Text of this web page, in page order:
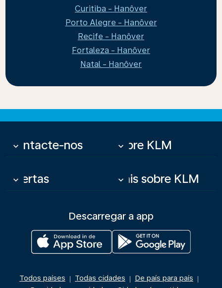
Curitiba - Hanôver
Porto Alegre - Hanôver
Recife - Hanôver
Fortaleza - Hanôver
Natal - Hanôver
Contacte-nos
keyboard_arrow_down Sobre KLM
keyboard_arrow_down
Ofertas
keyboard_arrow_down Mais sobre KLM
keyboard_arrow_down
Descarregar a app
Todos países | Todas cidades | De país para país |